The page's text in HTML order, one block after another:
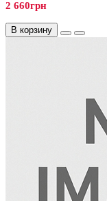
2 660грн
В корзину